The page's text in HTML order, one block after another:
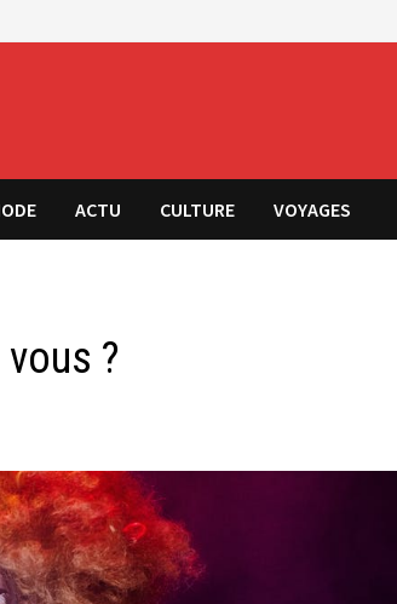
ACTU CULTURE VOYAGES
?